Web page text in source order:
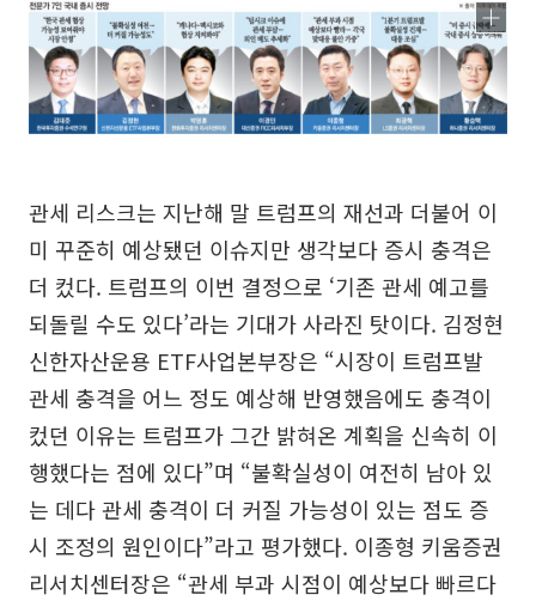
관세 리스크는 지난해 말 트럼프의 재선과 더불어 이
미 꾸준히 예상됐던 이슈지만 생각보다 증시 충격은
더 컸다. 트럼프의 이번 결정으로 ‘기존 관세 예고를
되돌릴 수도 있다’라는 기대가 사라진 탓이다. 김정현
신한자산운용 ETF사업본부장은 “시장이 트럼프발
관세 충격을 어느 정도 예상해 반영했음에도 충격이
컸던 이유는 트럼프가 그간 밝혀온 계획을 신속히 이
행했다는 점에 있다”며 “불확실성이 여전히 남아 있
는 데다 관세 충격이 더 커질 가능성이 있는 점도 증
시 조정의 원인이다”라고 평가했다. 이종형 키움증권
리서치센터장은 “관세 부과 시점이 예상보다 빠르다